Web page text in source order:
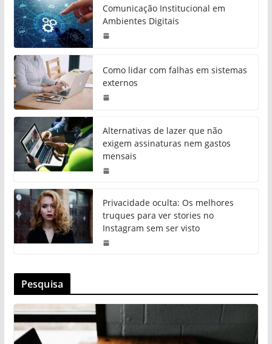
Comunicação Institucional em
Ambientes Digitais
Como lidar com falhas em sistemas
externos
Alternativas de lazer que não
exigem assinaturas nem gastos
mensais
Privacidade oculta: Os melhores
truques para ver stories no
Instagram sem ser visto
Pesquisa